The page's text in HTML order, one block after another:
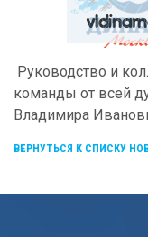
Руководство и
команды от всей
Владимира
ВЕРНУТЬСЯ К СПИСКУ